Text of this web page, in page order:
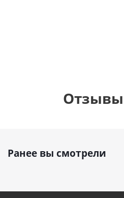
Отзывы
Ранее вы смотрели